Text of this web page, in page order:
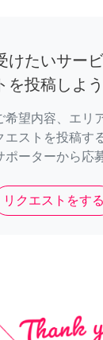
けたいサー
を投稿しよう
希望内容、エリ
エストを投稿す
ポーターから応
リクエストをする